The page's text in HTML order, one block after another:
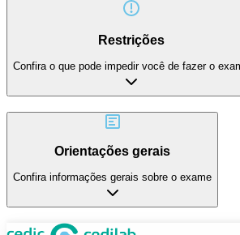
Restrições
Confira o que pode impedir você de fazer o
Orientações gerais
Confira informações gerais sobre o exame